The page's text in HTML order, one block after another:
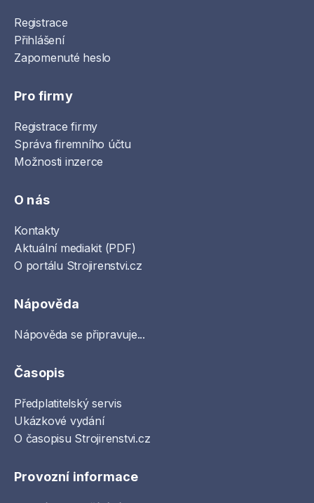
Registrace
Přihlášení
Zapomenuté heslo
Pro firmy
Registrace firmy
Správa firemního účtu
Možnosti inzerce
O nás
Kontakty
Aktuální mediakit (PDF)
O portálu Strojirenstvi.cz
Nápověda
Nápověda se připravuje...
Časopis
Předplatitelský servis
Ukázkové vydání
O časopisu Strojirenstvi.cz
Provozní informace